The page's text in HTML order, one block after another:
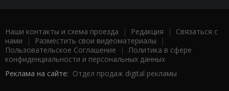
Наши контакты и схема проезда | Редакция | Связаться с
нами | Разместить свои видеоматериалы |
Пользовательское Соглашение |
Политика в сфере
конфиденциальности и персональных данных
Реклама на сайте: Отдел продаж digital рекламы